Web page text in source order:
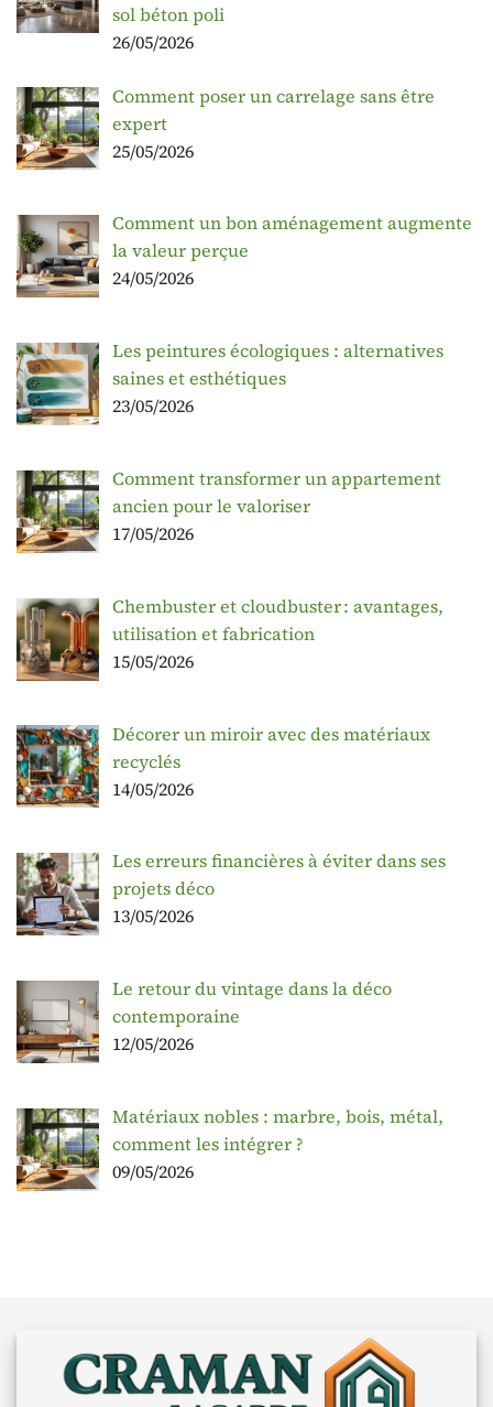
sol béton poli
26/05/2026
Comment poser un carrelage sans être
expert
25/05/2026
Comment un bon aménagement augmente
la valeur perçue
24/05/2026
Les peintures écologiques : alternatives
saines et esthétiques
23/05/2026
Comment transformer un appartement
ancien pour le valoriser
17/05/2026
Chembuster et cloudbuster : avantages,
utilisation et fabrication
15/05/2026
Décorer un miroir avec des matériaux
recyclés
14/05/2026
Les erreurs financières à éviter dans ses
projets déco
13/05/2026
Le retour du vintage dans la déco
contemporaine
12/05/2026
Matériaux nobles : marbre, bois, métal,
comment les intégrer ?
09/05/2026